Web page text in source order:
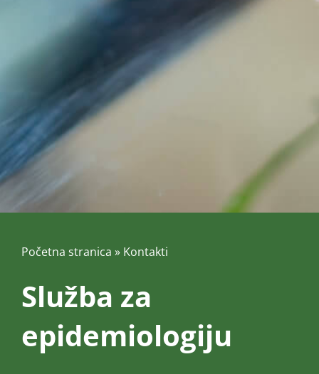
Početna stranica » Kontakti
Služba za
epidemiologiju